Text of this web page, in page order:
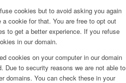
cookies but to avoid asking you again
cookie for that. You are free to opt out
to get a better experience. If you refuse
in our domain.
cookies on your computer in our domain
Due to security reasons we are not able to
domains. You can check these in your